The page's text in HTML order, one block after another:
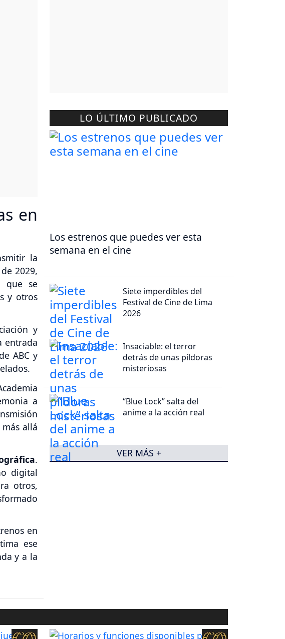
en
la
2029,
que se
y otros
y
entrada
ABC y
a
allá
.
digital
otros,
en
ese
y a la
LO ÚLTIMO PUBLICADO
Los estrenos que puedes ver esta
semana en el cine
Siete imperdibles del
Festival de Cine de Lima
2026
Insaciable: el terror
detrás de unas píldoras
misteriosas
“Blue Lock” salta del
anime a la acción real
VER MÁS +